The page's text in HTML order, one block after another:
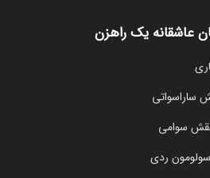
عاشقانه یک راهزن